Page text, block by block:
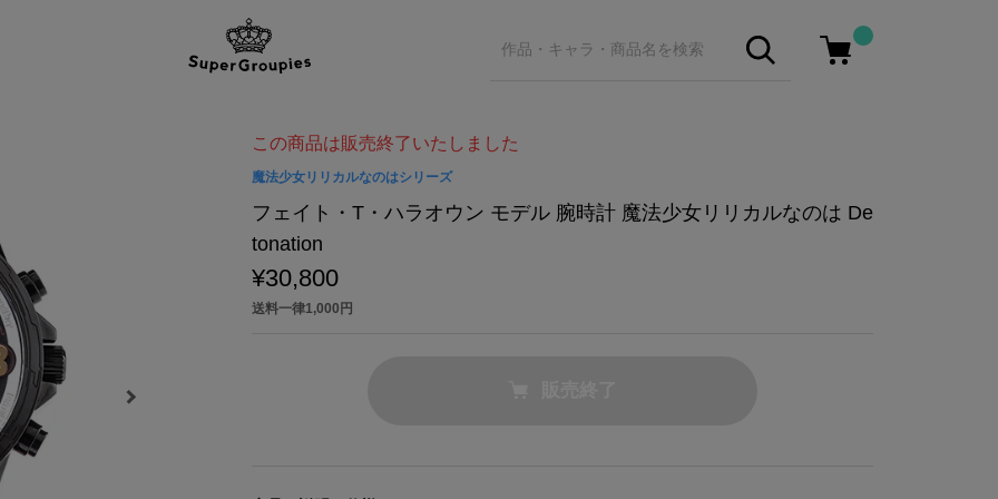
この商品は販売終了いたしました
魔法少女リリカルなのはシリーズ
フェイト・T・ハラオウン モデル 腕時計 魔法少女リリカルなのは De
tonation
¥30,800
送料一律1,000円